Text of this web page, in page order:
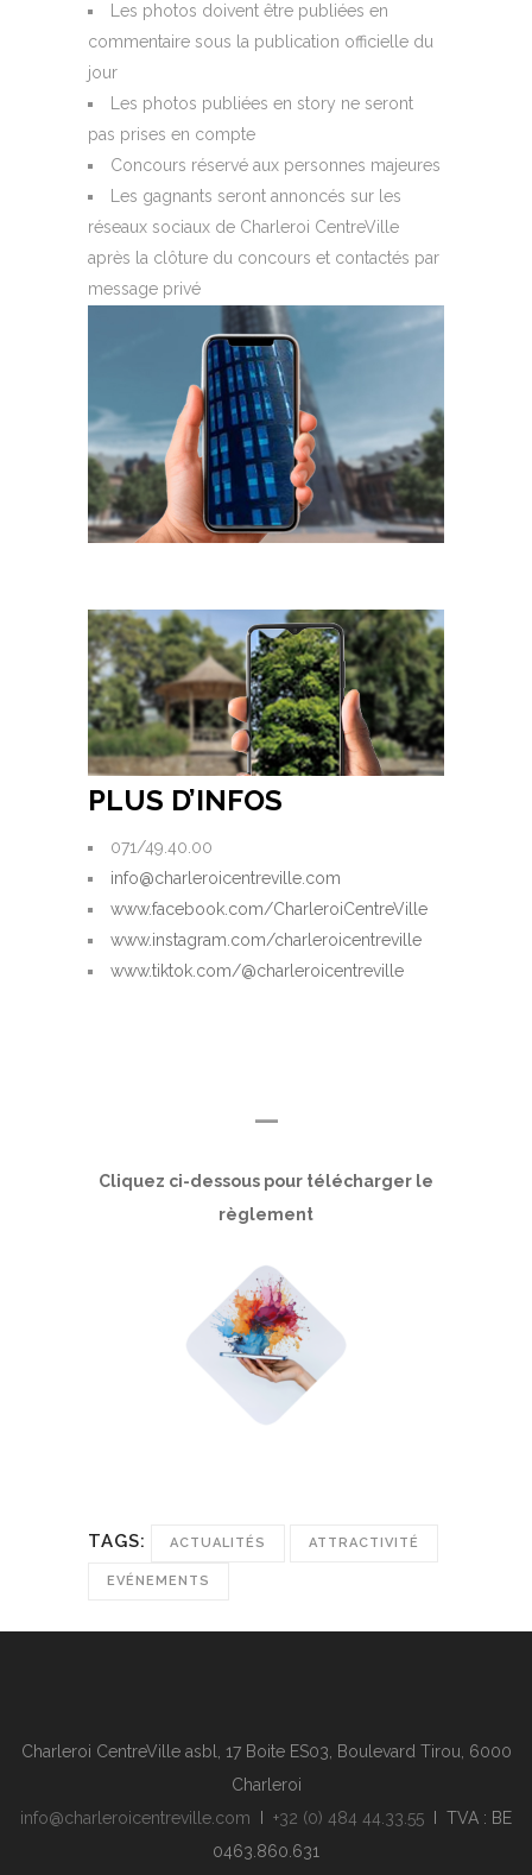
Les photos doivent être publiées en
commentaire sous la publication officielle du
jour
Les photos publiées en story ne seront
pas prises en compte
Concours réservé aux personnes majeures
Les gagnants seront annoncés sur les
réseaux sociaux de Charleroi CentreVille
après la clôture du concours et contactés par
message privé
PLUS D’INFOS
071/49.40.00
info@charleroicentreville.com
www.facebook.com/CharleroiCentreVille
www.instagram.com/charleroicentreville
www.tiktok.com/@charleroicentreville
—
Cliquez ci-dessous pour télécharger le
règlement
TAGS: ACTUALITÉS ATTRACTIVITÉ
EVÉNEMENTS
Charleroi CentreVille asbl, 17 Boite ES03, Boulevard Tirou, 6000
Charleroi
info@charleroicentreville.com
+32 (0) 484 44.33.55 I TVA : BE
0463.860.631